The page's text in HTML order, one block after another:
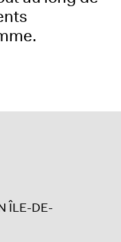
ÎLE-DE-